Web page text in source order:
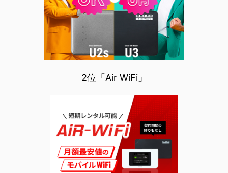
2位「Air WiFi」